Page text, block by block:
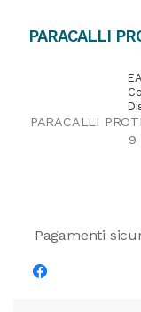
PARACALLI
PARACALLI
9
Pagamenti